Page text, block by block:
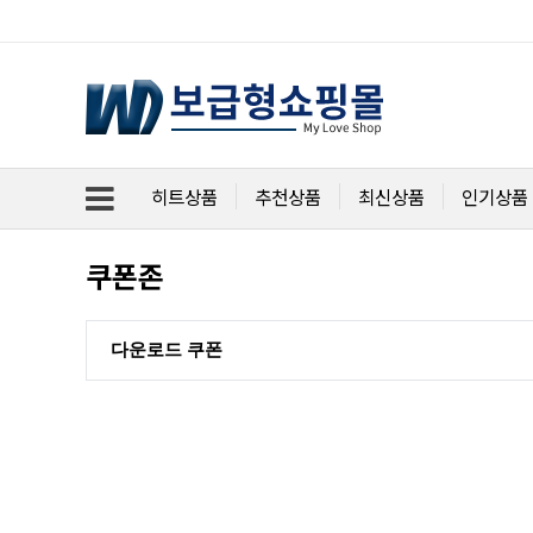
히트상품 추천상품 최신상품 인기상품
쿠폰존
다운로드 쿠폰